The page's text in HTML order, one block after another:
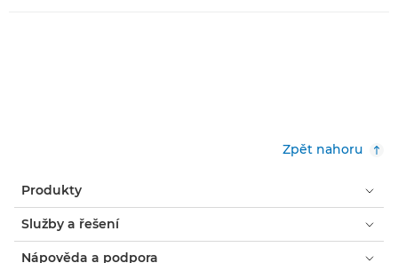
Zpět nahoru
Produkty
Služby a řešení
Nápověda a podpora